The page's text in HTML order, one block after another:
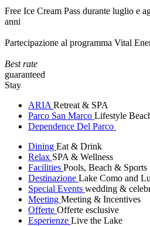
Free Ice Cream Pass durante luglio e
anni
Partecipazione al programma Vital
Best rate
guaranteed
Stay
ARIA Retreat & SPA
Parco San Marco Lifestyle
Dependence Del Parco
Dining Eat & Drink
Relax SPA & Wellness
Facilities Pools, Beach & Sports
Destinazione Lake Como and
Special Events wedding &
Meeting Meeting & Incentives
Offerte Offerte esclusive
Esperienze Live the Lake